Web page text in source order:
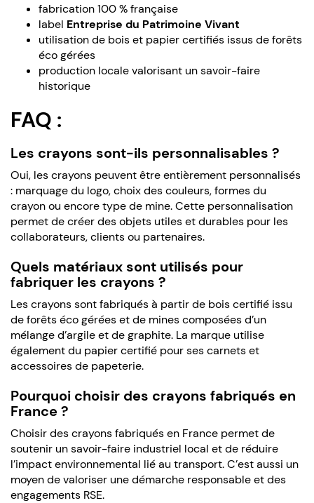
fabrication 100 % française
label Entreprise du Patrimoine Vivant
utilisation de bois et papier certifiés issus de forêts
éco gérées
production locale valorisant un savoir-faire
historique
FAQ :
Les crayons sont-ils personnalisables ?
Oui, les crayons peuvent être entièrement personnalisés
: marquage du logo, choix des couleurs, formes du
crayon ou encore type de mine. Cette personnalisation
permet de créer des objets utiles et durables pour les
collaborateurs, clients ou partenaires.
Quels matériaux sont utilisés pour
fabriquer les crayons ?
Les crayons sont fabriqués à partir de bois certifié issu
de forêts éco gérées et de mines composées d’un
mélange d’argile et de graphite. La marque utilise
également du papier certifié pour ses carnets et
accessoires de papeterie.
Pourquoi choisir des crayons fabriqués en
France ?
Choisir des crayons fabriqués en France permet de
soutenir un savoir-faire industriel local et de réduire
l’impact environnemental lié au transport. C’est aussi un
moyen de valoriser une démarche responsable et des
engagements RSE.